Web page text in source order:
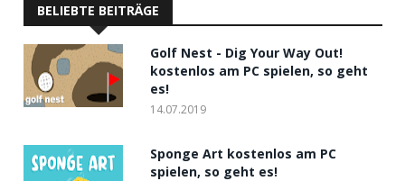
BELIEBTE BEITRÄGE
Golf Nest - Dig Your Way Out!
kostenlos am PC spielen, so geht
es!
14.07.2019
Sponge Art kostenlos am PC
spielen, so geht es!